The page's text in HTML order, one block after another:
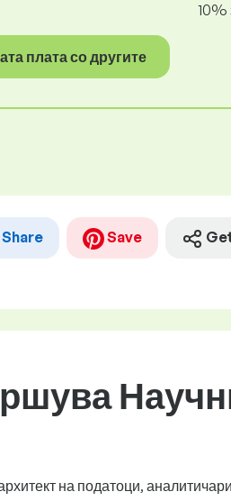
10%
плата со другите
Share Save
на податоци,